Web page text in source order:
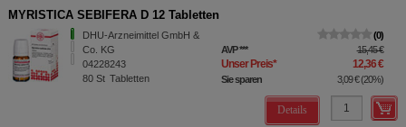
MYRISTICA SEBIFERA D 12 Tabletten
DHU-Arzneimittel GmbH &
Co. KG
04228243
80 St Tabletten
0
AVP*** 15,45 €
Unser Preis* 12,36 €
Sie sparen 3,09 €(20%)
Details